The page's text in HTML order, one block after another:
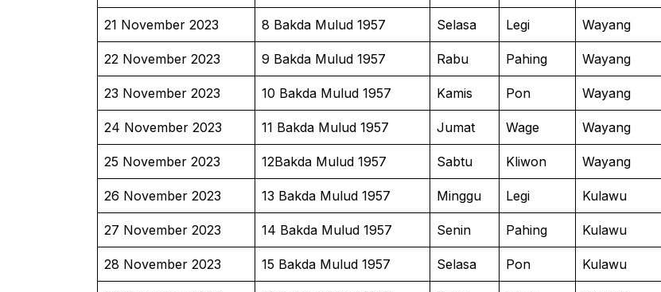
21 November 2023 8 Bakda Mulud 1957 Selasa Legi Wayang
22 November 2023 9 Bakda Mulud 1957 Rabu Pahing Wayang
23 November 2023 10 Bakda Mulud 1957 Kamis Pon Wayang
24 November 2023 11 Bakda Mulud 1957 Jumat Wage Wayang
25 November 2023 12Bakda Mulud 1957 Sabtu Kliwon Wayang
26 November 2023 13 Bakda Mulud 1957 Minggu Legi Kulawu
27 November 2023 14 Bakda Mulud 1957 Senin Pahing Kulawu
28 November 2023 15 Bakda Mulud 1957 Selasa Pon Kulawu